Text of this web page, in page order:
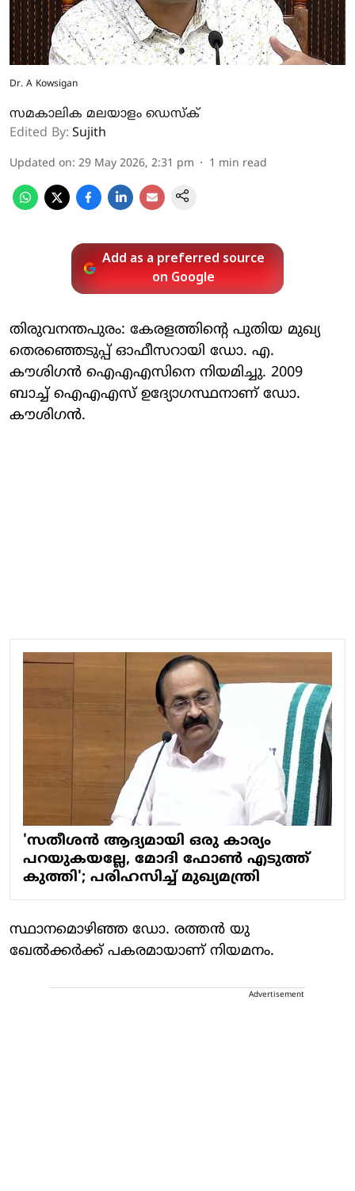
Dr. A Kowsigan
സമകാലിക മലയാളം ഡെസ്ക്
Edited By: Sujith
Updated on: 29 May 2026, 2:31 pm 1 min read
Add as a preferred source
on Google
തിരുവനന്തപുരം: കേരളത്തിന്റെ പുതിയ മുഖ്യ
തെരഞ്ഞെടുപ്പ് ഓഫീസറായി ഡോ. എ.
കൗശിഗന്‍ ഐഎഎസിനെ നിയമിച്ചു. 2009
ബാച്ച് ഐഎഎസ് ഉദ്യോഗസ്ഥനാണ് ഡോ.
കൗശിഗന്‍.
'സതീശന്‍ ആദ്യമായി ഒരു കാര്യം
പറയുകയല്ലേ, മോദി ഫോണ്‍ എടുത്ത്
കുത്തി'; പരിഹസിച്ച് മുഖ്യമന്ത്രി
സ്ഥാനമൊഴിഞ്ഞ ഡോ. രത്തന്‍ യു
ഖേല്‍ക്കര്‍ക്ക് പകരമായാണ് നിയമനം.
Advertisement